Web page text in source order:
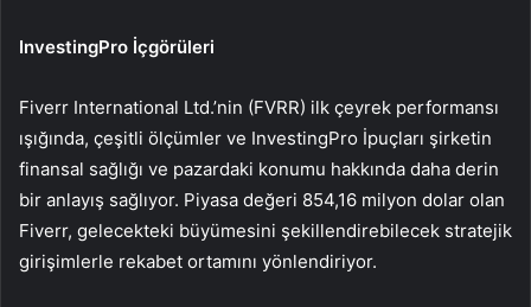
InvestingPro İçgörüleri
Fiverr International Ltd.’nin (FVRR) ilk çeyrek performansı
ışığında, çeşitli ölçümler ve InvestingPro İpuçları şirketin
finansal sağlığı ve pazardaki konumu hakkında daha derin
bir anlayış sağlıyor. Piyasa değeri 854,16 milyon dolar olan
Fiverr, gelecekteki büyümesini şekillendirebilecek stratejik
girişimlerle rekabet ortamını yönlendiriyor.